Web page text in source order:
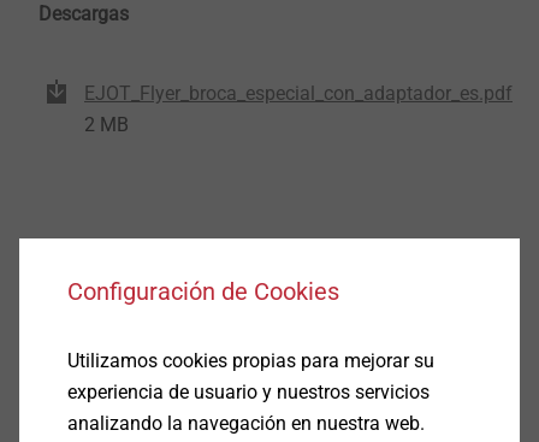
Descargas
EJOT_Flyer_broca_especial_con_adaptador_es.pdf
2 MB
Configuración de Cookies
Utilizamos cookies propias para mejorar su
experiencia de usuario y nuestros servicios
analizando la navegación en nuestra web.